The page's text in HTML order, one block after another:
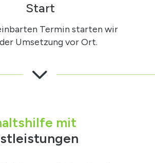
Start
Termin starten wir
Umsetzung vor Ort.
3
mit